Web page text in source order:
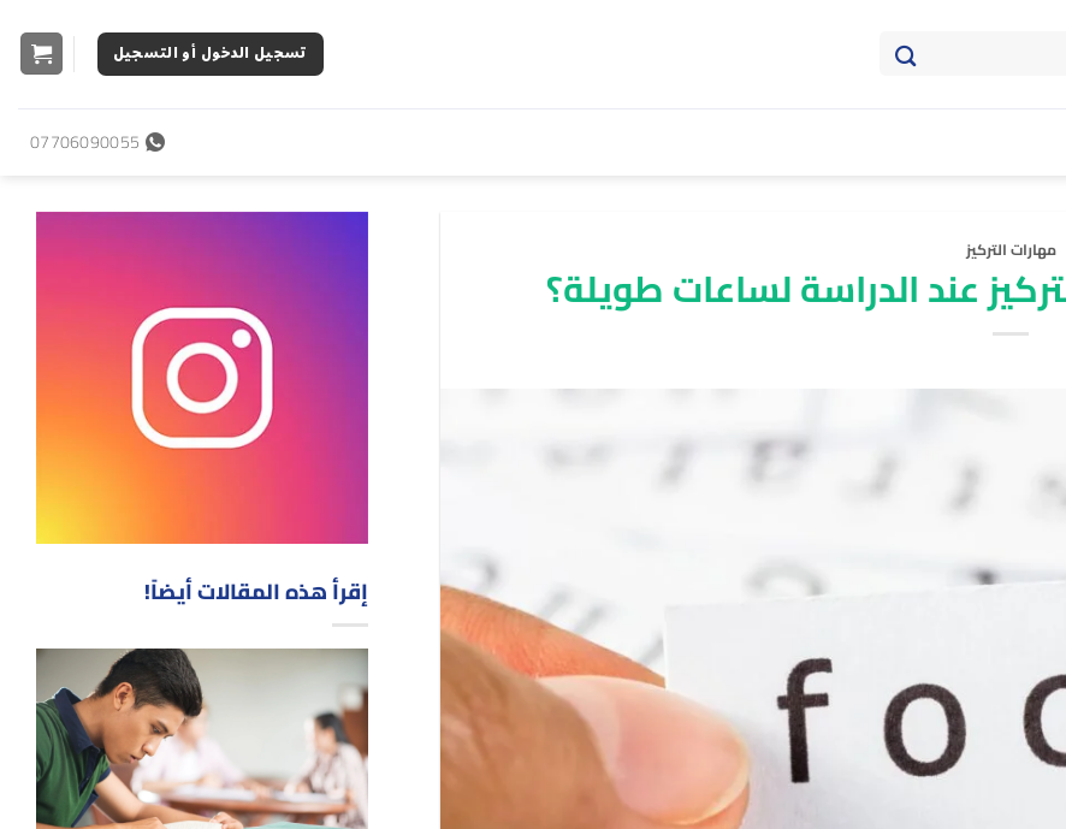
تسجيل الدخول أو التسجيل
07706090055
مهارات التركيز
عند الدراسة لساعات طويلة؟
إقرأ هذه المقالات أيضاً!